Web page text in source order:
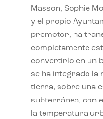
Masson, Sophie
y el propio
promotor, ha
completamente
convertirlo en un
se ha integrado la
tierra, sobre una
subterránea, con
la temperatura